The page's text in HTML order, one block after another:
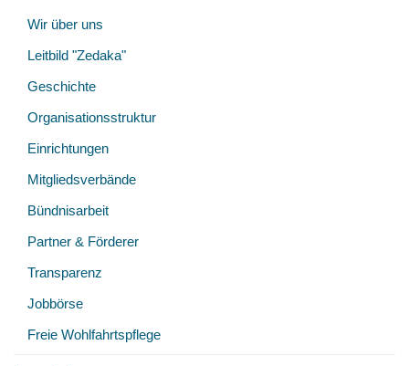
Wir über uns
Leitbild "Zedaka"
Geschichte
Organisationsstruktur
Einrichtungen
Mitgliedsverbände
Bündnisarbeit
Partner & Förderer
Transparenz
Jobbörse
Freie Wohlfahrtspflege